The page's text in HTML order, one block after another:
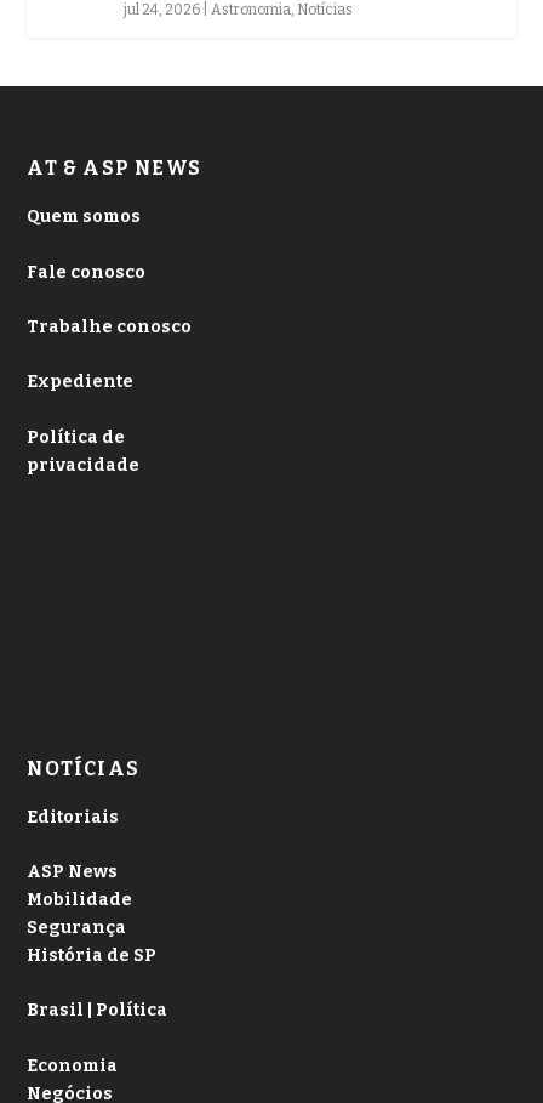
jul 24, 2026 |Astronomia, Notícias
AT & ASP NEWS
Quem somos
Fale conosco
Trabalhe conosco
Expediente
Política de
privacidade
NOTÍCIAS
Editoriais
ASP News
Mobilidade
Segurança
História de SP
Brasil | Política
Economia
Negócios